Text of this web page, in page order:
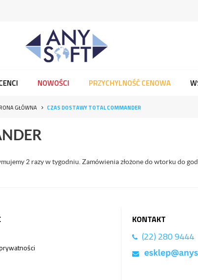
NOWOŚCI PRZYCHYLNOŚĆ CENOWA
GŁÓWNA CZAS DOSTAWY TOTAL COMMANDER
2 razy w tygodniu. Zamówienia złożone do wtorku do
KONTAKT
(22) 280 9444